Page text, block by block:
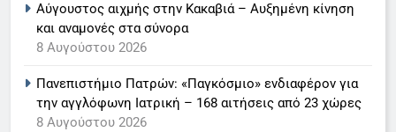
Αύγουστος αιχμής στην Κακαβιά – Αυξημένη κίνηση
και αναμονές στα σύνορα
8 Αυγούστου 2026
Πανεπιστήμιο Πατρών: «Παγκόσμιο» ενδιαφέρον για
την αγγλόφωνη Ιατρική – 168 αιτήσεις από 23 χώρες
8 Αυγούστου 2026
Παναγιώτης Στάθης
LIFESTYLE-MEDIA
8
Καθημερινή και The New York